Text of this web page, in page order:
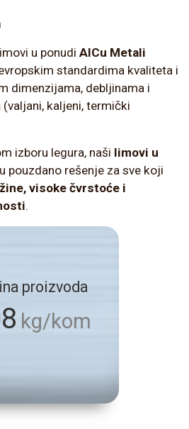
u ponudi AlCu Metali
standardima kvaliteta i
dimenzijama, debljinama i
kaljeni, termički
izboru legura, naši limovi u
pouzdano rešenje za sve koji
visoke čvrstoće i
.
proizvoda
kg/kom